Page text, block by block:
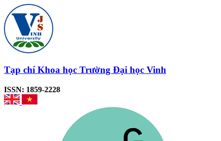
Tạp chí Khoa học Trường Đại học Vinh
ISSN: 1859-2228